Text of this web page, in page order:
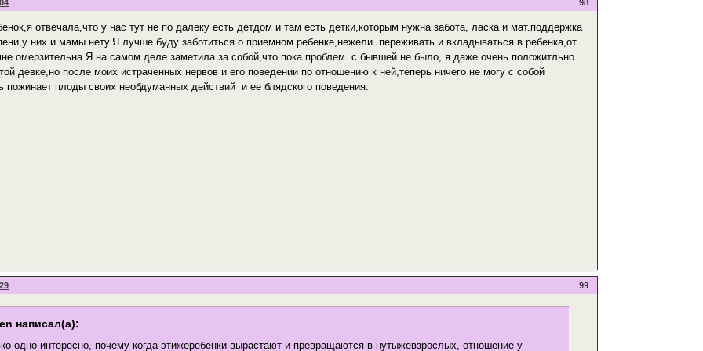
98
отвечала,что у нас тут не по далеку есть детдом и там есть детки,которым нужна забота, ласка и мат.поддержка
них и мамы нету.Я лучше буду заботиться о приемном ребенке,нежели переживать и вкладываться в ребенка,от
омерзительна.Я на самом деле заметила за собой,что пока проблем с бывшей не было, я даже очень положитльно
девке,но после моих истраченных нервов и его поведении по отношению к ней,теперь ничего не могу с собой
пожинает плоды своих необдуманных действий и ее блядского поведения.
99
написал(а):
одно интересно, почему когда этижеребенки вырастают и превращаются в нутыжевзрослых, отношение у